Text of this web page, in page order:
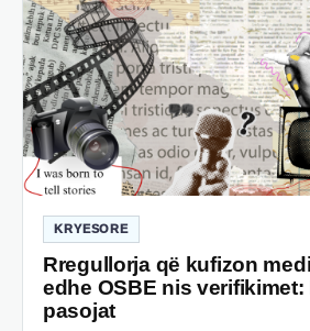
KRYESORE
Rregullorja që kufizon
edhe OSBE nis
pasojat